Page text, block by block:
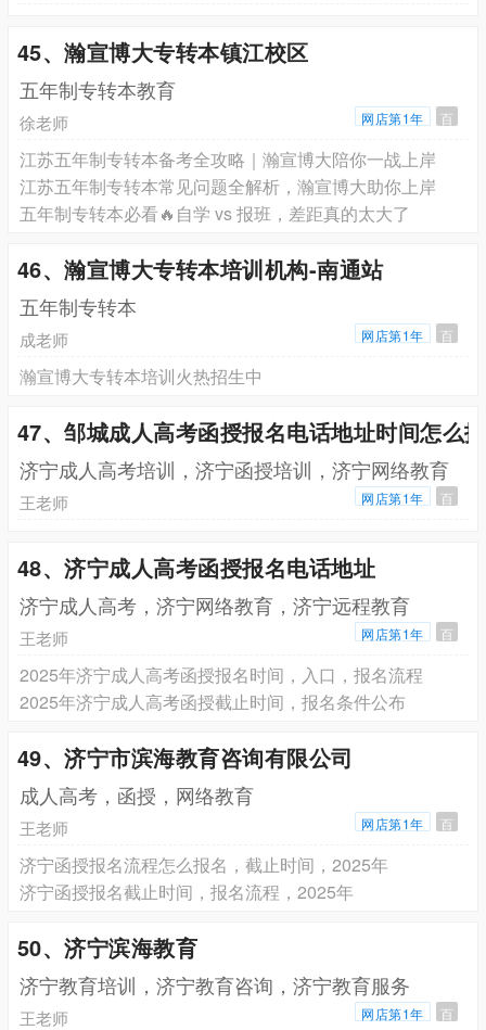
45、瀚宣博大专转本镇江校区
五年制专转本教育
徐老师 网店第1年 百
江苏五年制专转本备考全攻略｜瀚宣博大陪你一战上岸
江苏五年制专转本常见问题全解析，瀚宣博大助你上岸
五年制专转本必看🔥自学 vs 报班，差距真的太大了
46、瀚宣博大专转本培训机构-南通站
五年制专转本
成老师 网店第1年 百
瀚宣博大专转本培训火热招生中
47、邹城成人高考函授报名电话地址时间怎么
济宁成人高考培训，济宁函授培训，济宁网络教育
王老师 网店第1年 百
48、济宁成人高考函授报名电话地址
济宁成人高考，济宁网络教育，济宁远程教育
王老师 网店第1年 百
2025年济宁成人高考函授报名时间，入口，报名流程
2025年济宁成人高考函授截止时间，报名条件公布
49、济宁市滨海教育咨询有限公司
成人高考，函授，网络教育
王老师 网店第1年 百
济宁函授报名流程怎么报名，截止时间，2025年
济宁函授报名截止时间，报名流程，2025年
50、济宁滨海教育
济宁教育培训，济宁教育咨询，济宁教育服务
王老师 网店第1年 百